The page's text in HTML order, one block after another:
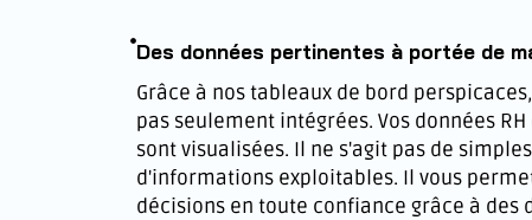
Des données pertinentes à portée de
Grâce à nos tableaux de bord
pas seulement intégrées. Vos données
sont visualisées. Il ne s'agit pas de
d'informations exploitables. Il vous
décisions en toute confiance grâce à des